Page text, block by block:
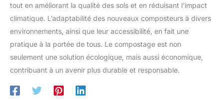
tout en améliorant la qualité des sols et en réduisant l’impact
climatique. L’adaptabilité des nouveaux composteurs à divers
environnements, ainsi que leur accessibilité, en fait une
pratique à la portée de tous. Le compostage est non
seulement une solution écologique, mais aussi économique,
contribuant à un avenir plus durable et responsable.